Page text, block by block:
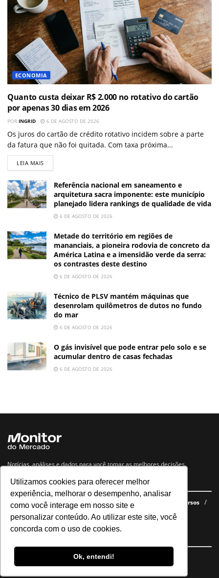
Utilizamos cookies para oferecer melhor
experiência, melhorar o desempenho, analisar
como você interage em nosso site e
personalizar conteúdo. Ao utilizar este site, você
concorda com o uso de cookies.
Ok, entendi!
ECONOMIA
Quanto custa deixar R$ 2.000 no rotativo do cartão
por apenas 30 dias em 2026
POR INGRID 6 DE AGOSTO DE 2026
Os juros do cartão de crédito rotativo incidem sobre a parte
da fatura que não foi quitada. Com taxa próxima...
LEIA MAIS
Referência nacional em saneamento e
arquitetura sacra imponente: este município
planejado lidera rankings de qualidade de vida
6 DE AGOSTO DE 2026
Metade do território em regiões de
mananciais, a pioneira rodovia de concreto da
América Latina e a imensidão verde da serra:
os contrastes deste destino
6 DE AGOSTO DE 2026
Técnico de PLSV mantém máquinas que
desenrolam quilômetros de dutos no fundo
do mar
6 DE AGOSTO DE 2026
O gás invisível que pode entrar pelo solo e se
acumular dentro de casas fechadas
6 DE AGOSTO DE 2026
Notícias, análises e dados para você tomar as melhores decisões.
Navegue no site
Últimas notícias Quem somos E-books gratuitos
Cursos
Política de privacidade